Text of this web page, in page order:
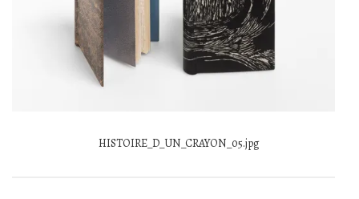
HISTOIRE_D_UN_CRAYON_05.jpg